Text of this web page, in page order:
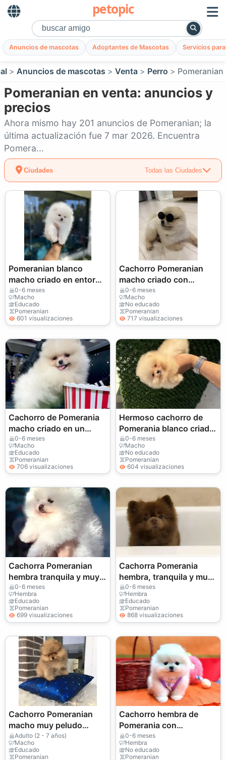
petopic
Anuncios de mascotas Adoptantes de Mascotas Servicios
Anuncios de mascotas Venta Perro Pomeranian
Pomeranian en venta: anuncios y
precios
Ahora mismo hay 201 anuncios de Pomeranian; la
última actualización fue 7 mar 2026. Encuentra
Pomera...
Ciudades Todas las Ciudades
Pomeranian blanco
macho criado en entorno
familiar
0-6 meses
Macho
Educado
Pomeranian
601 visualizaciones
Cachorro Pomeranian
macho criado con
dedicación familiar
0-6 meses
Macho
No educado
Pomeranian
717 visualizaciones
Cachorro de Pomerania
macho criado en un
entorno familiar.
0-6 meses
Macho
Educado
Pomeranian
706 visualizaciones
Hermoso cachorro de
Pomerania blanco criado
en un entorno familiar.
0-6 meses
Macho
No educado
Pomeranian
604 visualizaciones
Cachorra Pomeranian
hembra tranquila y muy
apegada a las personas
0-6 meses
Hembra
Educado
Pomeranian
699 visualizaciones
Cachorra Pomerania
hembra, tranquila y muy
cariñosa
0-6 meses
Hembra
Educado
Pomeranian
868 visualizaciones
Cachorro Pomeranian
macho muy peludo
criado en casa
Adulto (2 - 7 años)
Macho
Educado
Pomeranian
Cachorro hembra de
Pomerania con
temperamento tranquilo
y apariencia elegante.
0-6 meses
Hembra
No educado
Pomeranian